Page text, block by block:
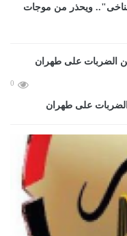
ويحذر من موجات
0
على طهران